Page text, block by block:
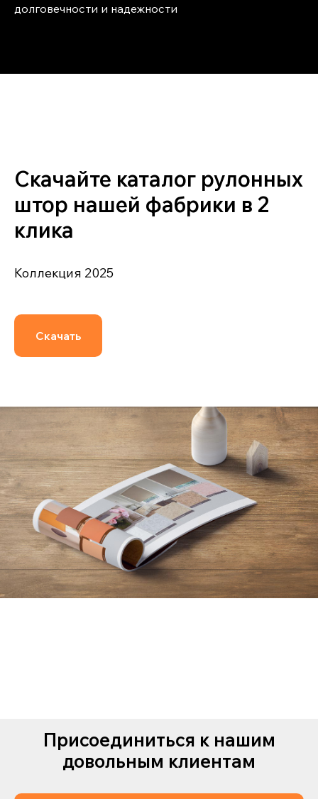
долговечности и надежности
Скачайте каталог рулонных
штор нашей фабрики в 2
клика
Коллекция 2025
Скачать
Присоединиться к нашим
довольным клиентам